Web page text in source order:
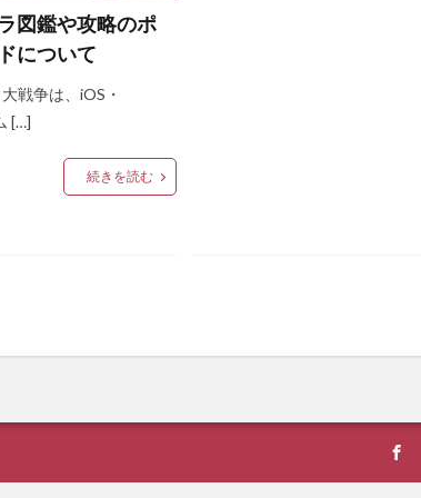
図鑑や攻略のポ
について
戦争は、iOS・
[…]
続きを読む